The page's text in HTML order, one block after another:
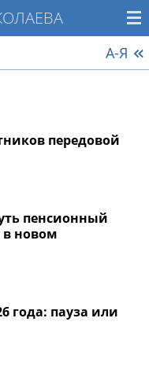
А-Я
передовой
пенсионный
в новом
года: пауза или